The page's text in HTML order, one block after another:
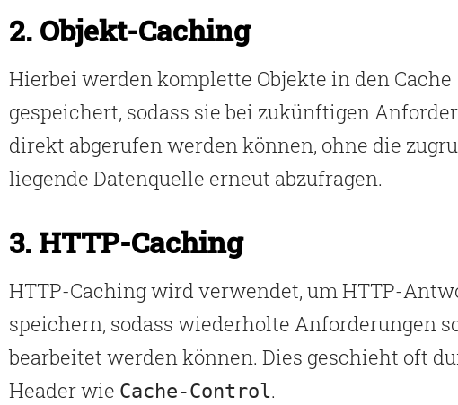
2. Objekt-Caching
Hierbei werden komplette Objekte in den Cache
gespeichert, sodass sie bei zukünftigen
direkt abgerufen werden können, ohne die
liegende Datenquelle erneut abzufragen.
3. HTTP-Caching
HTTP-Caching wird verwendet, um HTTP-
speichern, sodass wiederholte Anforderungen
bearbeitet werden können. Dies geschieht oft
Header wie Cache-Control.